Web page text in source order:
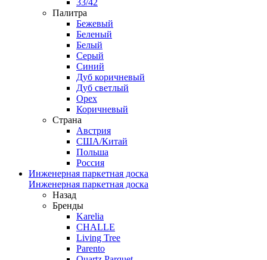
33/42
Палитра
Бежевый
Беленый
Белый
Серый
Синий
Дуб коричневый
Дуб светлый
Орех
Коричневый
Страна
Австрия
США/Китай
Польша
Россия
Инженерная паркетная доска
Инженерная паркетная доска
Назад
Бренды
Karelia
CHALLE
Living Tree
Parento